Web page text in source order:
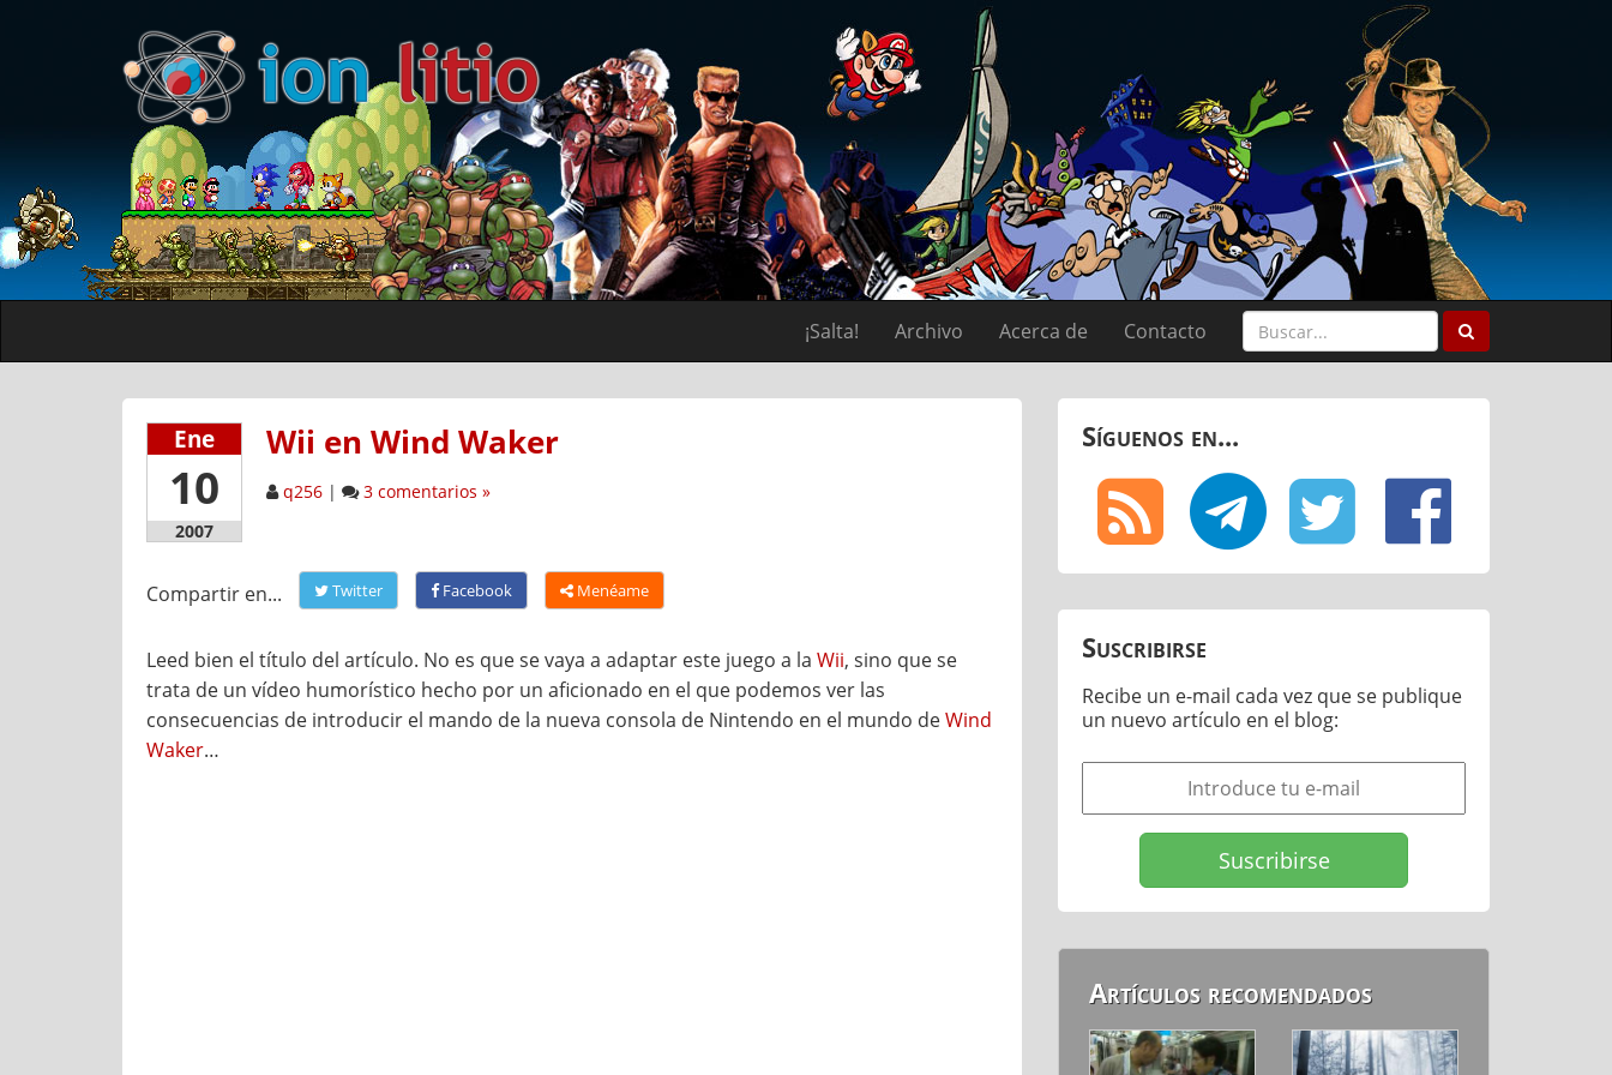
¡Salta! Archivo Acerca de Contacto
Ene
10
2007
Wii en Wind Waker
q256 | 3 comentarios »
Compartir en... Twitter Facebook Menéame
Leed bien el título del artículo. No es que se vaya a adaptar este juego a la Wii, sino que se
trata de un vídeo humorístico hecho por un aficionado en el que podemos ver las
consecuencias de introducir el mando de la nueva consola de Nintendo en el mundo deWind
Waker…
Síguenos en...
Suscribirse
Recibe un e-mail cada vez que se publique
un nuevo artículo en el blog:
Artículos recomendados